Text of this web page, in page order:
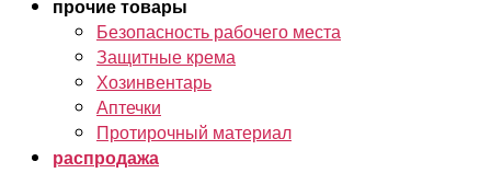
прочие товары
Безопасность рабочего места
Защитные крема
Хозинвентарь
Аптечки
Протирочный материал
распродажа